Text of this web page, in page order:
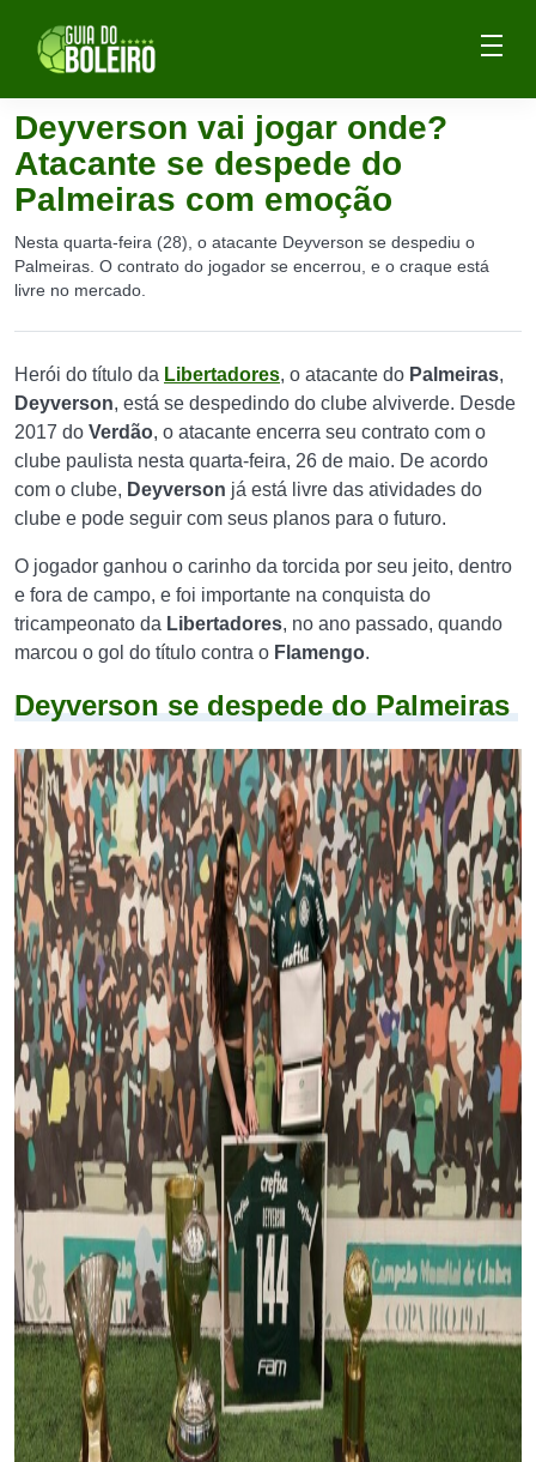
Deyverson vai jogar onde?
Atacante se despede do
Palmeiras com emoção
Nesta quarta-feira (28), o atacante Deyverson se despediu o
Palmeiras. O contrato do jogador se encerrou, e o craque está
livre no mercado.
Herói do título da Libertadores, o atacante do Palmeiras,
Deyverson, está se despedindo do clube alviverde. Desde
2017 do Verdão, o atacante encerra seu contrato com o
clube paulista nesta quarta-feira, 26 de maio. De acordo
com o clube, Deyverson já está livre das atividades do
clube e pode seguir com seus planos para o futuro.
O jogador ganhou o carinho da torcida por seu jeito, dentro
e fora de campo, e foi importante na conquista do
tricampeonato da Libertadores, no ano passado, quando
marcou o gol do título contra o Flamengo.
Deyverson se despede do Palmeiras